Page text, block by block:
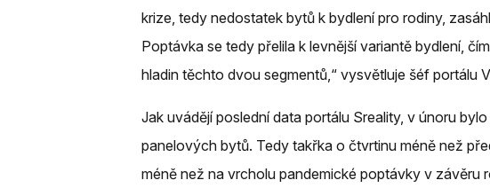
krize, tedy nedostatek bytů k bydlení pro rodiny,
Poptávka se tedy přelila k levnější variantě bydlení,
hladin těchto dvou segmentů,“ vysvětluje šéf portálu
Jak uvádějí poslední data portálu Sreality, v únoru
panelových bytů. Tedy takřka o čtvrtinu méně než
méně než na vrcholu pandemické poptávky v závěru